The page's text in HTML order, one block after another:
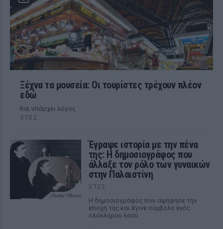
Ξέχνα τα μουσεία: Οι τουρίστες τρέχουν πλέον
εδώ
Και υπάρχει λόγος
ΧΤΕΣ
Έγραψε ιστορία με την πένα
της: Η δημοσιογράφος που
άλλαξε τον ρόλο των γυναικών
στην Παλαιστίνη
ΧΤΕΣ
Η δημοσιογράφος που αψήφησε την
εποχή της και έγινε σύμβολο ενός
ολόκληρου λαού